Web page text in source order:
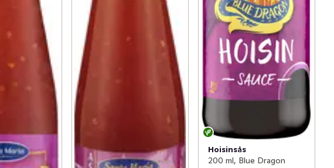
Hoisinsås
200 ml, Blue Dragon